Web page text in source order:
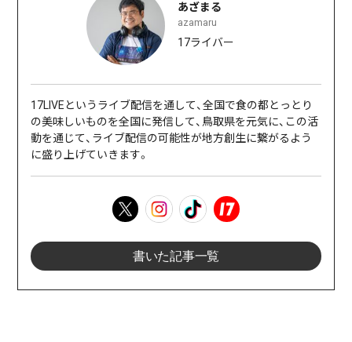
あざまる
azamaru
17ライバー
17LIVEというライブ配信を通して、全国で食の都とっとり
の美味しいものを全国に発信して、鳥取県を元気に、この活
動を通じて、ライブ配信の可能性が地方創生に繋がるよう
に盛り上げていきます。
書いた記事一覧